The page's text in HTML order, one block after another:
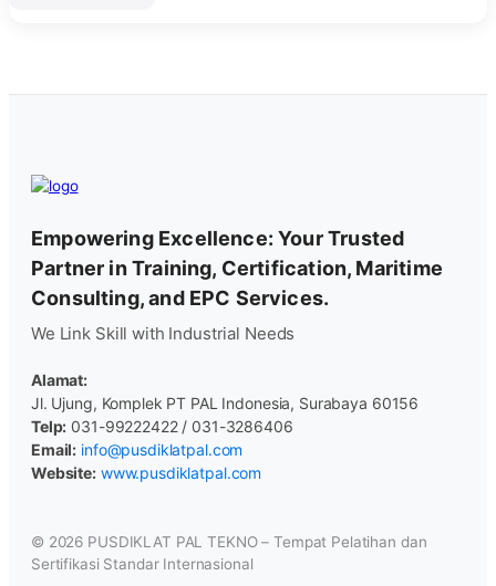
Empowering Excellence: Your Trusted
Partner in Training, Certification, Maritime
Consulting, and EPC Services.
We Link Skill with Industrial Needs
Alamat:
Jl. Ujung, Komplek PT PAL Indonesia, Surabaya 60156
Telp: 031-99222422 / 031-3286406
Email: info@pusdiklatpal.com
Website: www.pusdiklatpal.com
© 2026 PUSDIKLAT PAL TEKNO – Tempat Pelatihan dan
Sertifikasi Standar Internasional